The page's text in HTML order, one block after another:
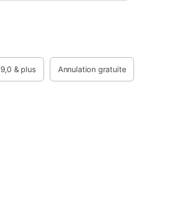
9,0 & plus Annulation gratuite